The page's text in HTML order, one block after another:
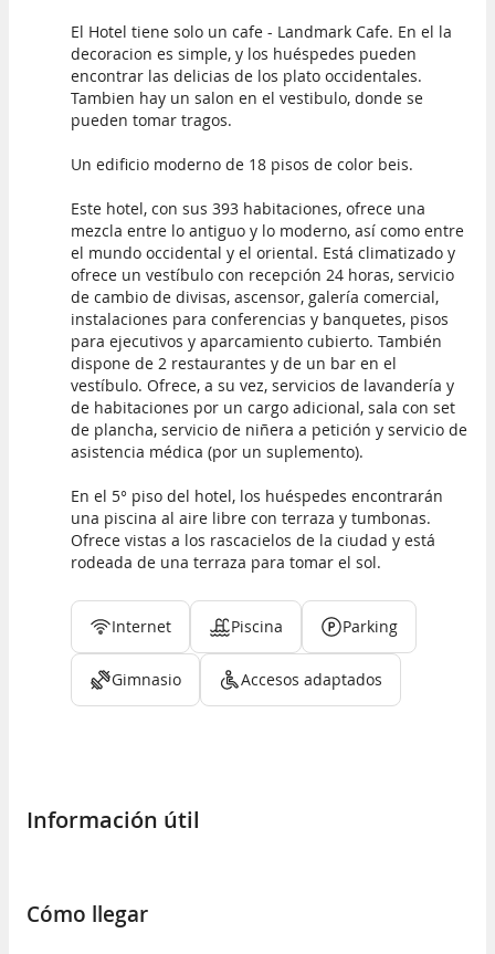
El Hotel tiene solo un cafe - Landmark Cafe. En el la
decoracion es simple, y los huéspedes pueden
encontrar las delicias de los plato occidentales.
Tambien hay un salon en el vestibulo, donde se
pueden tomar tragos.
Un edificio moderno de 18 pisos de color beis.
Este hotel, con sus 393 habitaciones, ofrece una
mezcla entre lo antiguo y lo moderno, así como entre
el mundo occidental y el oriental. Está climatizado y
ofrece un vestíbulo con recepción 24 horas, servicio
de cambio de divisas, ascensor, galería comercial,
instalaciones para conferencias y banquetes, pisos
para ejecutivos y aparcamiento cubierto. También
dispone de 2 restaurantes y de un bar en el
vestíbulo. Ofrece, a su vez, servicios de lavandería y
de habitaciones por un cargo adicional, sala con set
de plancha, servicio de niñera a petición y servicio de
asistencia médica (por un suplemento).
En el 5° piso del hotel, los huéspedes encontrarán
una piscina al aire libre con terraza y tumbonas.
Ofrece vistas a los rascacielos de la ciudad y está
rodeada de una terraza para tomar el sol.
Internet Piscina Parking
Gimnasio Accesos adaptados
Información útil
Cómo llegar